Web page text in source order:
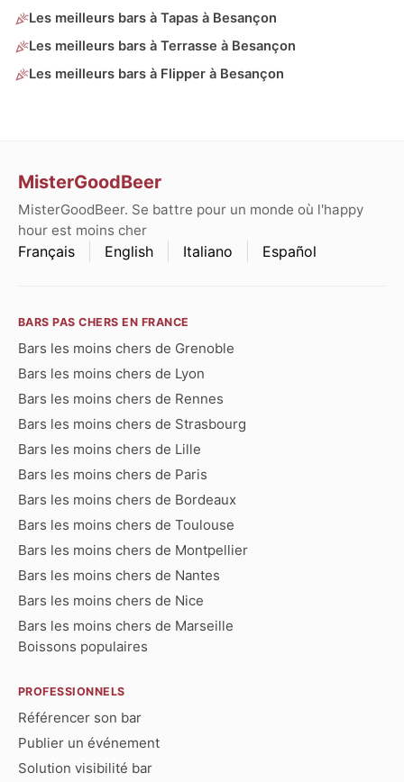
Les meilleurs bars à Tapas à Besançon
Les meilleurs bars à Terrasse à Besançon
Les meilleurs bars à Flipper à Besançon
MisterGoodBeer
MisterGoodBeer. Se battre pour un monde où l'happy
hour est moins cher
Français English Italiano Español
BARS PAS CHERS EN FRANCE
Bars les moins chers de Grenoble
Bars les moins chers de Lyon
Bars les moins chers de Rennes
Bars les moins chers de Strasbourg
Bars les moins chers de Lille
Bars les moins chers de Paris
Bars les moins chers de Bordeaux
Bars les moins chers de Toulouse
Bars les moins chers de Montpellier
Bars les moins chers de Nantes
Bars les moins chers de Nice
Bars les moins chers de Marseille
Boissons populaires
PROFESSIONNELS
Référencer son bar
Publier un événement
Solution visibilité bar